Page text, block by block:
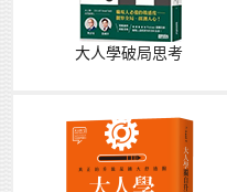
大人學破局思考